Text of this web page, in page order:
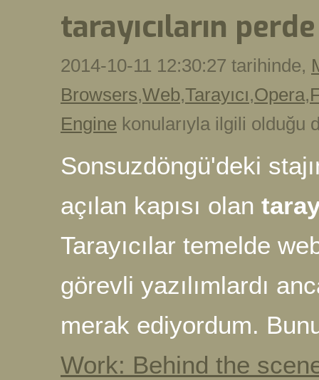
tarayıcıların
2014-10-11 12:30:27 tarihinde,
Browsers,Web,Tarayıcı,Opera,
Engine konularıyla ilgili
Sonsuzdöngü'deki
açılan kapısı olan
Tarayıcılar temelde
görevli yazılımlardı
merak ediyordum.
Work: Behind the